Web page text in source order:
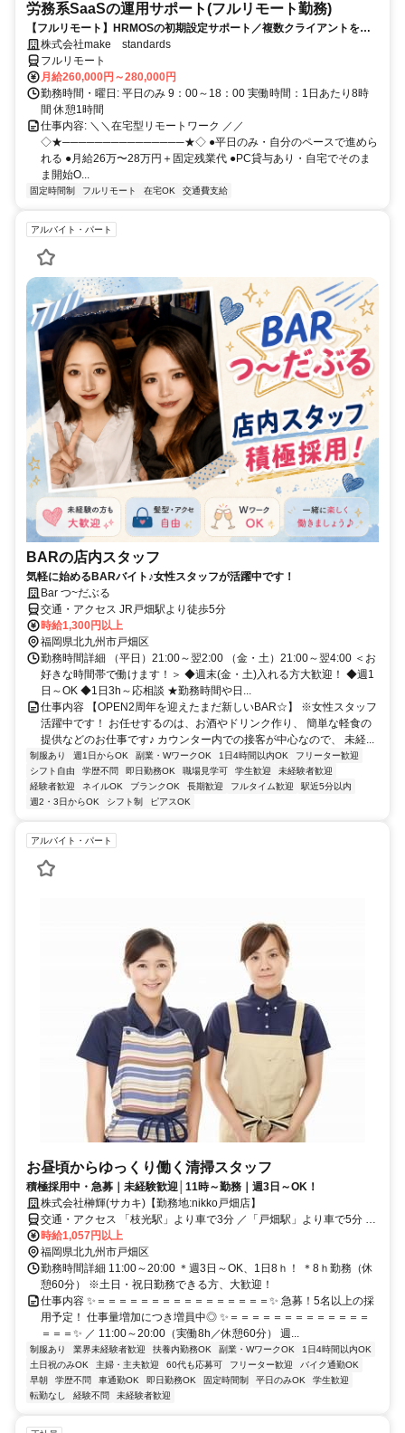
労務系SaaSの運用サポート(フルリモート勤務)
【フルリモート】HRMOSの初期設定サポート／複数クライアントを同
時進行／業務経験無しでもOK
株式会社make standards
フルリモート
月給260,000円～280,000円
勤務時間・曜日: 平日のみ 9：00～18：00 実働時間：1日あたり8時
間 休憩1時間
仕事内容: ＼＼在宅型リモートワーク ／／
◇★───────────────★◇ ●平日のみ・自分のペースで進めら
れる ●月給26万〜28万円＋固定残業代 ●PC貸与あり・自宅でそのま
ま開始O...
固定時間制 フルリモート 在宅OK 交通費支給
アルバイト・パート
BARの店内スタッフ
気軽に始めるBARバイト♪女性スタッフが活躍中です！
Bar つ~だぶる
交通・アクセス JR戸畑駅より徒歩5分
時給1,300円以上
福岡県北九州市戸畑区
勤務時間詳細 （平日）21:00～翌2:00 （金・土）21:00～翌4:00 ＜お
好きな時間帯で働けます！＞ ◆週末(金・土)入れる方大歓迎！ ◆週1
日～OK ◆1日3h～応相談 ★勤務時間や日...
仕事内容 【OPEN2周年を迎えたまだ新しいBAR☆】 ※女性スタッフ
活躍中です！ お任せするのは、お酒やドリンク作り、 簡単な軽食の
提供などのお仕事です♪ カウンター内での接客が中心なので、 未経...
制服あり 週1日からOK 副業・WワークOK 1日4時間以内OK
フリーター歓迎
シフト自由
学歴不問 即日勤務OK 職場見学可 学生歓迎
未経験者歓迎
経験者歓迎
ネイルOK ブランクOK 長期歓迎 フルタイム歓迎
駅近5分以内
週2・3日からOK
シフト制 ピアスOK
アルバイト・パート
お昼頃からゆっくり働く清掃スタッフ
積極採用中・急募｜未経験歓迎│11時～勤務｜週3日～OK！
株式会社榊輝(サカキ)【勤務地:nikko戸畑店】
交通・アクセス 「枝光駅」より車で3分 ／「戸畑駅」より車で5分 ＊
車・バイク通勤OK
時給1,057円以上
福岡県北九州市戸畑区
勤務時間詳細 11:00～20:00 ＊週3日～OK、1日8ｈ！ ＊8ｈ勤務（休
憩60分） ※土日・祝日勤務できる方、大歓迎！
仕事内容 ✨＝＝＝＝＝＝＝＝＝＝＝＝＝＝＝＝✨ 急募！5名以上の採
用予定！ 仕事量増加につき増員中◎ ✨＝＝＝＝＝＝＝＝＝＝＝＝＝
＝＝＝✨ ／ 11:00～20:00（実働8h／休憩60分） 週...
制服あり 業界未経験者歓迎 扶養内勤務OK 副業・WワークOK
1日4時間以内OK
土日祝のみOK
主婦・主夫歓迎 60代も応募可 フリーター歓迎
バイク通勤OK
早朝
学歴不問 車通勤OK 即日勤務OK 固定時間制 平日のみOK
学生歓迎
転勤なし
経験不問 未経験者歓迎